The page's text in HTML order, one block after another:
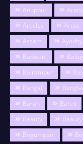
Anuppur
Arang
Articles
Artist
Assam
Badwani
Balrampur
Bangal
Baran
Bareli
Beauty
Begumganj